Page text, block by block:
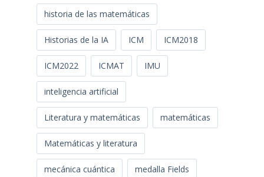
historia de las matemáticas
Historias de la IA ICM ICM2018
ICM2022 ICMAT IMU
inteligencia artificial
Literatura y matemáticas matemáticas
Matemáticas y literatura
mecánica cuántica medalla Fields